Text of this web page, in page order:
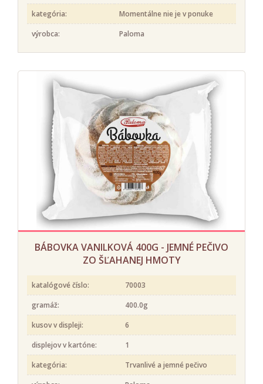
kategória:
Momentálne nie je v ponuke
výrobca:
Paloma
BÁBOVKA VANILKOVÁ 400G - JEMNÉ PEČIVO
ZO ŠĽAHANEJ HMOTY
katalógové číslo:
70003
gramáž:
400.0g
kusov v displeji:
6
displejov v kartóne:
1
kategória:
Trvanlivé a jemné pečivo